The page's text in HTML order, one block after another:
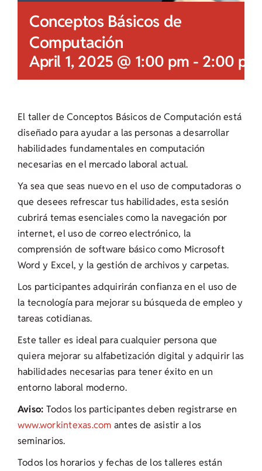
Conceptos Básicos de
Computación
April 1, 2025 @ 1:00 pm - 2:00 pm
El taller de Conceptos Básicos de Computación está
diseñado para ayudar a las personas a desarrollar
habilidades fundamentales en computación
necesarias en el mercado laboral actual.
Ya sea que seas nuevo en el uso de computadoras o
que desees refrescar tus habilidades, esta sesión
cubrirá temas esenciales como la navegación por
internet, el uso de correo electrónico, la
comprensión de software básico como Microsoft
Word y Excel, y la gestión de archivos y carpetas.
Los participantes adquirirán confianza en el uso de
la tecnología para mejorar su búsqueda de empleo y
tareas cotidianas.
Este taller es ideal para cualquier persona que
quiera mejorar su alfabetización digital y adquirir las
habilidades necesarias para tener éxito en un
entorno laboral moderno.
Aviso: Todos los participantes deben registrarse en
www.workintexas.com antes de asistir a los
seminarios.
Todos los horarios y fechas de los talleres están